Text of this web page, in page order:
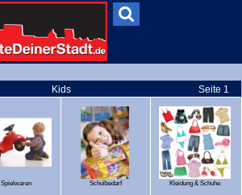
Kids Seite 1
Spielwaren Schulbedarf Kleidung & Schuhe